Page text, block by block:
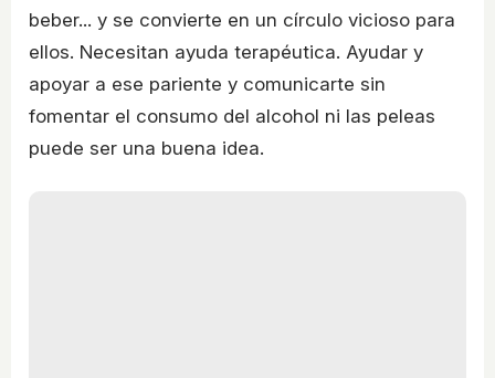
beber... y se convierte en un círculo vicioso para
ellos. Necesitan ayuda terapéutica. Ayudar y
apoyar a ese pariente y comunicarte sin
fomentar el consumo del alcohol ni las peleas
puede ser una buena idea.